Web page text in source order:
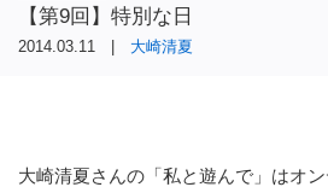
【第9回】特別な日
2014.03.11 | 大崎清夏
大崎清夏さんの「私と遊んで」はオ